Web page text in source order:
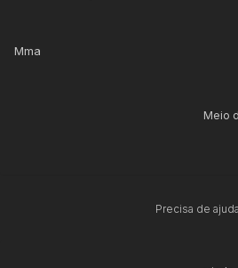
Mma
Meio
Precisa de